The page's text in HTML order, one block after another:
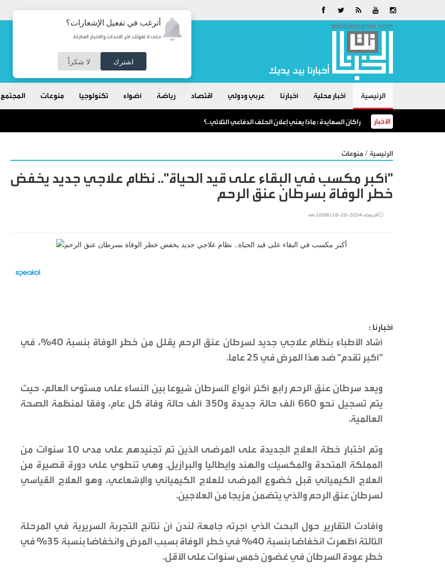
أترغب في تفعيل الإشعارات؟
حتى لا تفوتك آخر الأحداث والأخبار العاجلة
اشترك لا شكراً
الرئيسية أخبار محلية أخبارنا عربي ودولي اقتصاد رياضة أضواء تكنولوجيا منوعات المجتمع
الأخبار الأمن العام: البرك الزراعية خطرٌ لا مكان للسباحة فيها
الرئيسية / منوعات
"أكبر مكسب في البقاء على قيد الحياة".. نظام علاجي جديد يخفض
خطر الوفاة بسرطان عنق الرحم
الأربعاء-2024-10-16 | 10:08 am
أخبارنا :
أشاد الأطباء بنظام علاجي جديد لسرطان عنق الرحم يقلل من خطر الوفاة بنسبة 40%، في
"أكبر تقدم" ضد هذا المرض في 25 عاما.
ويعد سرطان عنق الرحم رابع أكثر أنواع السرطان شيوعا بين النساء على مستوى العالم، حيث
يتم تسجيل نحو 660 ألف حالة جديدة و350 ألف حالة وفاة كل عام، وفقا لمنظمة الصحة
العالمية.
وتم اختبار خطة العلاج الجديدة على المرضى الذين تم تجنيدهم على مدى 10 سنوات من
المملكة المتحدة والمكسيك والهند وإيطاليا والبرازيل. وهي تنطوي على دورة قصيرة من
العلاج الكيميائي قبل خضوع المرضى للعلاج الكيميائي والإشعاعي، وهو العلاج القياسي
لسرطان عنق الرحم والذي يتضمن مزيجا من العلاجين.
وأفادت التقارير حول البحث الذي أجرته جامعة لندن أن نتائج التجربة السريرية في المرحلة
الثالثة أظهرت انخفاضا بنسبة 40% في خطر الوفاة بسبب المرض وانخفاضا بنسبة 35% في
خطر عودة السرطان في غضون خمس سنوات على الأقل.